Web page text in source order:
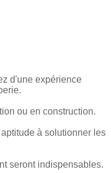
d'une expérience
ou en construction.
à solutionner les
seront indispensables.